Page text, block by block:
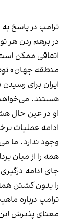
ترامپ در پاسخ
در برهم زدن هر
اتفاقی ممکن است
منطقه جهان»
ایران برای
هستند.
او در عین حال
ادامه عملیات
وجود ندارد. ما
همه را از میان
جای ادامه
را بدون کشتن
ترامپ درباره
معنای پذیرش